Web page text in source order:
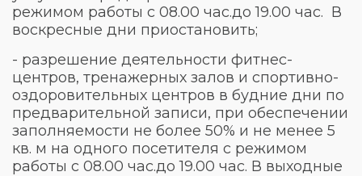
режимом работы с 08.00 час.до 19.00 час. В
воскресные дни приостановить;
- разрешение деятельности фитнес-
центров, тренажерных залов и спортивно-
оздоровительных центров в будние дни по
предварительной записи, при обеспечении
заполняемости не более 50% и не менее 5
кв. м на одного посетителя с режимом
работы с 08.00 час.до 19.00 час. В выходные